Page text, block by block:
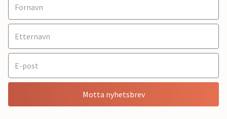
Motta nyhetsbrev